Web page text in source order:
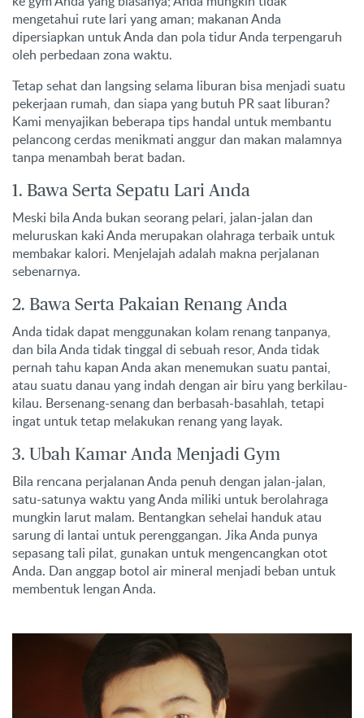
mengetahui rute lari yang aman; makanan Anda
dipersiapkan untuk Anda dan pola tidur Anda terpengaruh
oleh perbedaan zona waktu.
Tetap sehat dan langsing selama liburan bisa menjadi suatu
pekerjaan rumah, dan siapa yang butuh PR saat liburan?
Kami menyajikan beberapa tips handal untuk membantu
pelancong cerdas menikmati anggur dan makan malamnya
tanpa menambah berat badan.
1. Bawa Serta Sepatu Lari Anda
Meski bila Anda bukan seorang pelari, jalan-jalan dan
meluruskan kaki Anda merupakan olahraga terbaik untuk
membakar kalori. Menjelajah adalah makna perjalanan
sebenarnya.
2. Bawa Serta Pakaian Renang Anda
Anda tidak dapat menggunakan kolam renang tanpanya,
dan bila Anda tidak tinggal di sebuah resor, Anda tidak
pernah tahu kapan Anda akan menemukan suatu pantai,
atau suatu danau yang indah dengan air biru yang berkilau-
kilau. Bersenang-senang dan berbasah-basahlah, tetapi
ingat untuk tetap melakukan renang yang layak.
3. Ubah Kamar Anda Menjadi Gym
Bila rencana perjalanan Anda penuh dengan jalan-jalan,
satu-satunya waktu yang Anda miliki untuk berolahraga
mungkin larut malam. Bentangkan sehelai handuk atau
sarung di lantai untuk perenggangan. Jika Anda punya
sepasang tali pilat, gunakan untuk mengencangkan otot
Anda. Dan anggap botol air mineral menjadi beban untuk
membentuk lengan Anda.